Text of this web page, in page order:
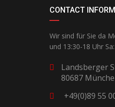
CONTACT
Wir sind für Sie da
und 13:30-18 Uhr
Landsberger
80687
+49(0)89 55